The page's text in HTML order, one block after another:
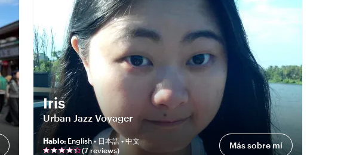
Iris
Urban Jazz Voyager
Hablo: English • 日本語 • 中文
(7reviews) Más sobre mí